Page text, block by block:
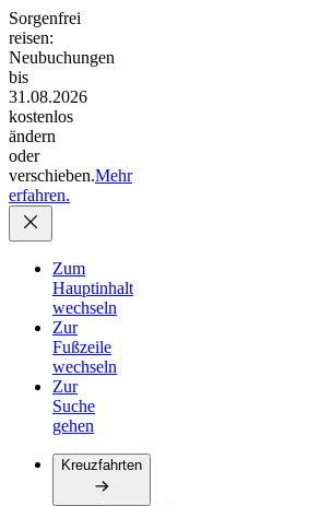
Sorgenfrei
reisen:
Neubuchungen
bis
31.08.2026
kostenlos
ändern
oder
verschieben.Mehr
erfahren.
Zum
Hauptinhalt
wechseln
Zur
Fußzeile
wechseln
Zur
Suche
gehen
Kreuzfahrten